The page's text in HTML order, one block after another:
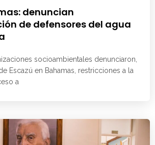
denuncian
de defensores del agua
socioambientales denunciaron,
Escazú en Bahamas, restricciones a la
a